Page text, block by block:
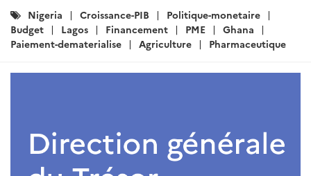
Catégories
:
Nigeria Croissance-PIB
Politique-monetaire
Budget
Lagos Financement PME
Ghana
Paiement-dematerialise
Agriculture Pharmaceutique